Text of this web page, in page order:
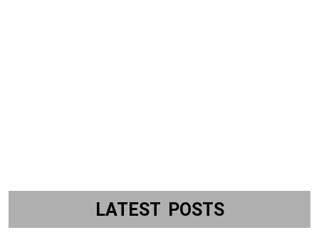
LATEST POSTS